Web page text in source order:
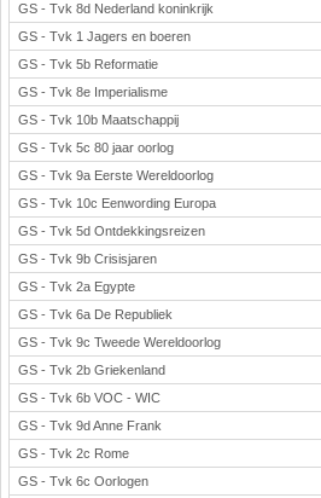
GS - Tvk 8d Nederland koninkrijk
GS - Tvk 1 Jagers en boeren
GS - Tvk 5b Reformatie
GS - Tvk 8e Imperialisme
GS - Tvk 10b Maatschappij
GS - Tvk 5c 80 jaar oorlog
GS - Tvk 9a Eerste Wereldoorlog
GS - Tvk 10c Eenwording Europa
GS - Tvk 5d Ontdekkingsreizen
GS - Tvk 9b Crisisjaren
GS - Tvk 2a Egypte
GS - Tvk 6a De Republiek
GS - Tvk 9c Tweede Wereldoorlog
GS - Tvk 2b Griekenland
GS - Tvk 6b VOC - WIC
GS - Tvk 9d Anne Frank
GS - Tvk 2c Rome
GS - Tvk 6c Oorlogen